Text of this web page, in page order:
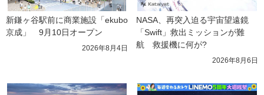
新鎌ヶ谷駅前に商業施設「ekubo
京成」　9月10日オープン
2026年8月4日
NASA、再突入迫る宇宙望遠鏡
「Swift」救出ミッションが難
航　救援機に何が?
2026年8月6日